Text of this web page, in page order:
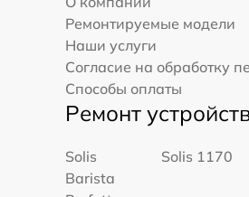
Ремонтируемые модели
Наши услуги
Согласие на обработку
Способы оплаты
Ремонт
Solis
Barista
Solis 1170